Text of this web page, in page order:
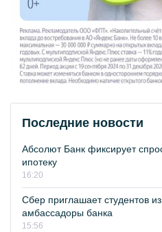
Последние новости
Абсолют Банк фиксирует
ипотеку
16:20
Сбер приглашает студентов
амбассадоры банка
15:56